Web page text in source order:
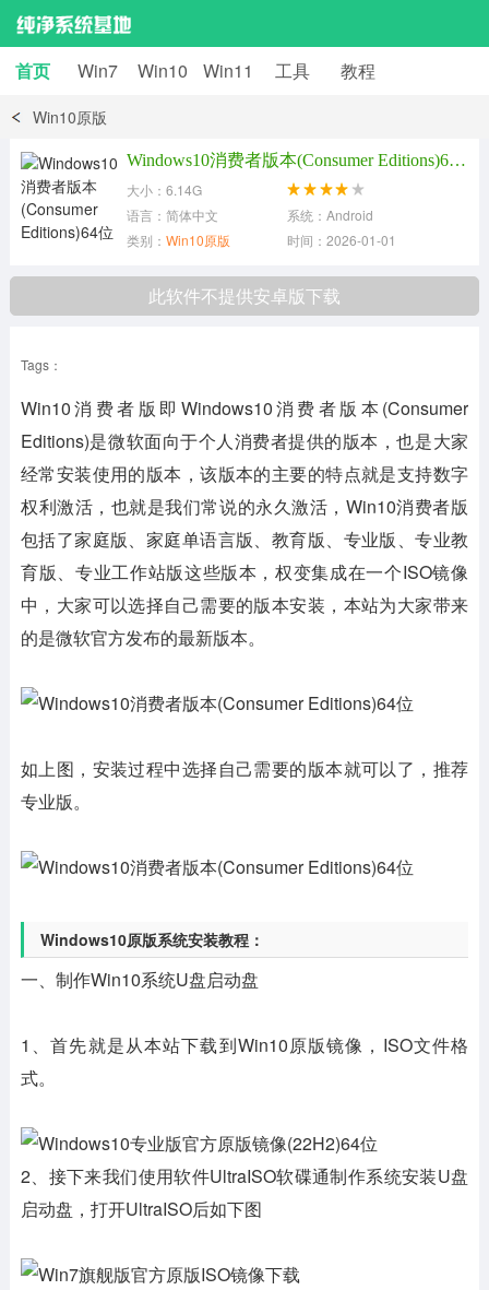
首页 Win7 Win10 Win11 工具 教程
Win10原版
Windows10消费者版本(Consumer Editions)64位 [23H2]v2026
大小：6.14G
语言：简体中文
系统：Android
类别： Win10原版 时间：2026-01-01
此软件不提供安卓版下载
Tags：
Win10消费者版即Windows10消费者版本(Consumer
Editions)是微软面向于个人消费者提供的版本，也是大家
经常安装使用的版本，该版本的主要的特点就是支持数字
权利激活，也就是我们常说的永久激活，Win10消费者版
包括了家庭版、家庭单语言版、教育版、专业版、专业教
育版、专业工作站版这些版本，权变集成在一个ISO镜像
中，大家可以选择自己需要的版本安装，本站为大家带来
的是微软官方发布的最新版本。
如上图，安装过程中选择自己需要的版本就可以了，推荐
专业版。
Windows10原版系统安装教程：
一、制作Win10系统U盘启动盘
1、首先就是从本站下载到Win10原版镜像，ISO文件格
式。
2、接下来我们使用软件UltraISO软碟通制作系统安装U盘
启动盘，打开UltraISO后如下图